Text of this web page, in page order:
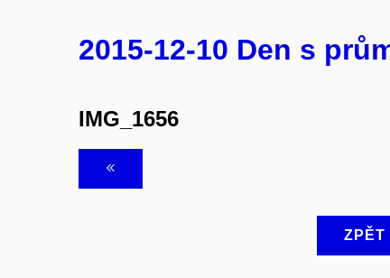
2015-12-10 Den s
IMG_1656
ZPĚT